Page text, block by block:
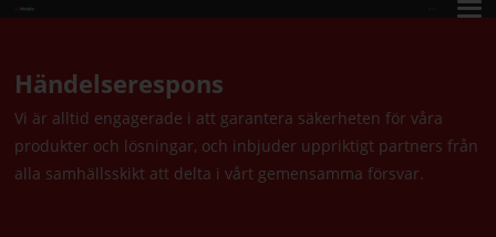
Händelserespons
Vi är alltid engagerade i att garantera säkerheten för våra
produkter och lösningar, och inbjuder uppriktigt partners från
alla samhällsskikt att delta i vårt gemensamma försvar.